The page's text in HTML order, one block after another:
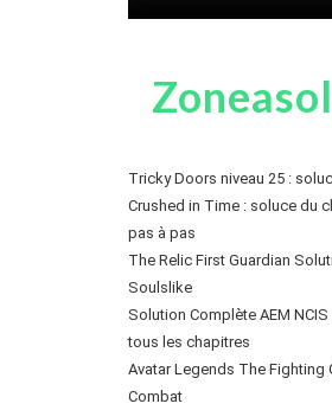
Tricky Doors niveau 25 :
Crushed in Time : soluce du
pas à pas
The Relic First Guardian
Soulslike
Solution Complète AEM NCIS
tous les chapitres
Avatar Legends The Fighting
Combat